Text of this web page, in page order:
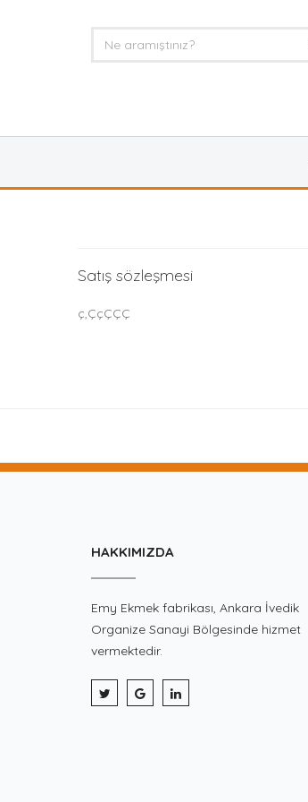
Satış sözleşmesi
ç,ÇçÇÇÇ
HAKKIMIZDA
Emy Ekmek fabrikası, Ankara İvedik
Organize Sanayi Bölgesinde hizmet
vermektedir.